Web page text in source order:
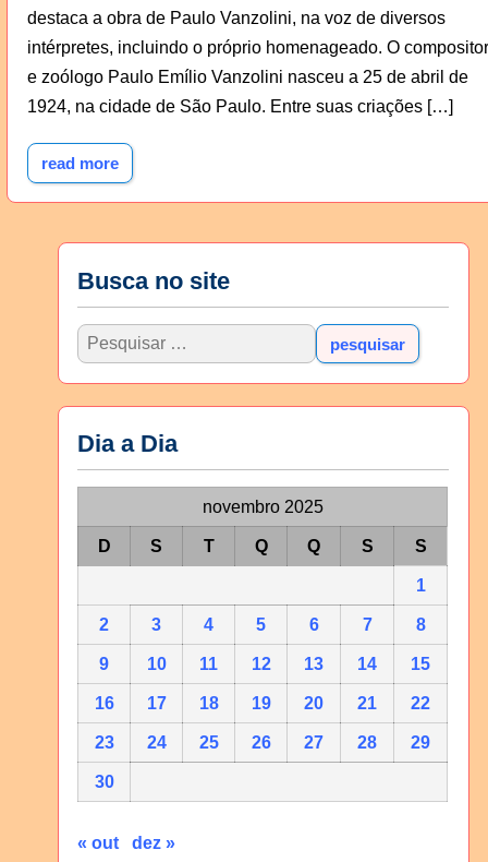
destaca a obra de Paulo Vanzolini, na voz de diversos
intérpretes, incluindo o próprio homenageado. O compositor
e zoólogo Paulo Emílio Vanzolini nasceu a 25 de abril de
1924, na cidade de São Paulo. Entre suas criações […]
read more
Busca no site
Dia a Dia
novembro 2025
D S T Q Q S S
1
2 3 4 5 6 7 8
9 10 11 12 13 14 15
16 17 18 19 20 21 22
23 24 25 26 27 28 29
30
« out dez »